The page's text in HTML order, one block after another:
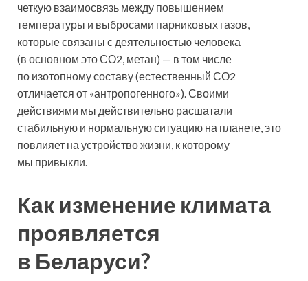
четкую взаимосвязь между повышением
температуры и выбросами парниковых газов,
которые связаны с деятельностью человека
(в основном это СО2, метан) — в том числе
по изотопному составу (естественный СО2
отличается от «антропогенного»). Своими
действиями мы действительно расшатали
стабильную и нормальную ситуацию на планете, это
повлияет на устройство жизни, к которому
мы привыкли.
Как изменение климата
проявляется
в Беларуси?